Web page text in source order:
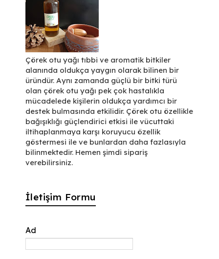
Çörek otu yağı tıbbi ve aromatik bitkiler
alanında oldukça yaygın olarak bilinen bir
üründür. Aynı zamanda güçlü bir bitki türü
olan çörek otu yağı pek çok hastalıkla
mücadelede kişilerin oldukça yardımcı bir
destek bulmasında etkilidir. Çörek otu özellikle
bağışıklığı güçlendirici etkisi ile vücuttaki
iltihaplanmaya karşı koruyucu özellik
göstermesi ile ve bunlardan daha fazlasıyla
bilinmektedir. Hemen şimdi sipariş
verebilirsiniz.
İletişim Formu
Ad